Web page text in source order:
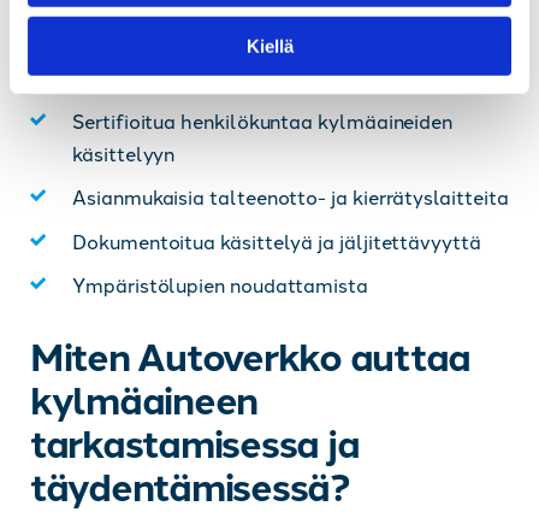
Kiellä
Lakisääteiset rajoitukset kylmäaineiden
käsittelyssä edellyttävät:
Sertifioitua henkilökuntaa kylmäaineiden
käsittelyyn
Asianmukaisia talteenotto- ja kierrätyslaitteita
Dokumentoitua käsittelyä ja jäljitettävyyttä
Ympäristölupien noudattamista
Miten Autoverkko auttaa
kylmäaineen
tarkastamisessa ja
täydentämisessä?